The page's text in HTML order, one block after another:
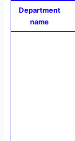
Department
name